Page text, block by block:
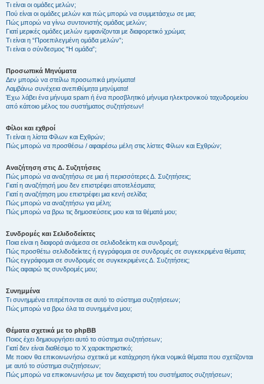
Τι είναι οι ομάδες μελών;
Πού είναι οι ομάδες μελών και πώς μπορώ να συμμετάσχω σε μια;
Πώς μπορώ να γίνω συντονιστής ομάδας μελών;
Γιατί μερικές ομάδες μελών εμφανίζονται με διαφορετικό χρώμα;
Τι είναι η “Προεπιλεγμένη ομάδα μελών”;
Τι είναι ο σύνδεσμος "Η ομάδα”;
Προσωπικά Μηνύματα
Δεν μπορώ να στείλω προσωπικά μηνύματα!
Λαμβάνω συνέχεια ανεπιθύμητα μηνύματα!
Έχω λάβει ένα μήνυμα spam ή ένα προσβλητικό μήνυμα ηλεκτρονικού ταχυδρομείου
από κάποιο μέλος του συστήματος συζητήσεων!
Φίλοι και εχθροί
Τι είναι η λίστα Φίλων και Εχθρών;
Πώς μπορώ να προσθέσω / αφαιρέσω μέλη στις λίστες Φίλων και Εχθρών;
Αναζήτηση στις Δ. Συζητήσεις
Πώς μπορώ να αναζητήσω σε μια ή περισσότερες Δ. Συζητήσεις;
Γιατί η αναζήτησή μου δεν επιστρέφει αποτελέσματα;
Γιατί η αναζήτηση μου επιστρέφει μια κενή σελίδα;
Πώς μπορώ να αναζητήσω για μέλη;
Πώς μπορώ να βρω τις δημοσιεύσεις μου και τα θέματά μου;
Συνδρομές και Σελιδοδείκτες
Ποια είναι η διαφορά ανάμεσα σε σελιδοδείκτη και συνδρομή;
Πώς προσθέτω σελιδοδείκτες ή εγγράφομαι σε συνδρομές σε συγκεκριμένα θέματα;
Πώς εγγράφομαι σε συνδρομές σε συγκεκριμένες Δ. Συζητήσεις;
Πώς αφαιρώ τις συνδρομές μου;
Συνημμένα
Τι συνημμένα επιτρέπονται σε αυτό το σύστημα συζητήσεων;
Πώς μπορώ να βρω όλα τα συνημμένα μου;
Θέματα σχετικά με το phpBB
Ποιος έχει δημιουργήσει αυτό το σύστημα συζητήσεων;
Γιατί δεν είναι διαθέσιμο το Χ χαρακτηριστικό;
Με ποιον θα επικοινωνήσω σχετικά με κατάχρηση ή/και νομικά θέματα που σχετίζονται
με αυτό το σύστημα συζητήσεων;
Πώς μπορώ να επικοινωνήσω με τον διαχειριστή του συστήματος συζητήσεων;